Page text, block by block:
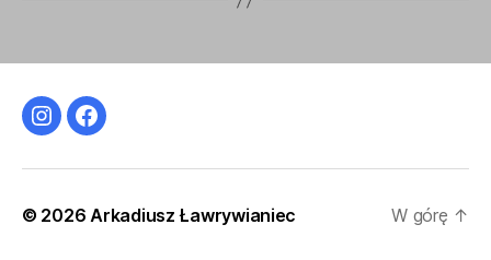
InstagramFacebook
© 2026Arkadiusz Ławrywianiec W górę ↑